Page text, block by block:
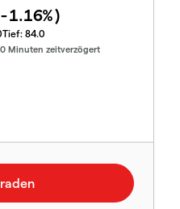
-1.16%)
Tief: 84.0
Minuten zeitverzögert